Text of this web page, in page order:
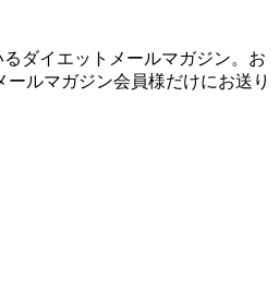
ダイエットメールマガジン。お
ルマガジン会員様だけにお送り